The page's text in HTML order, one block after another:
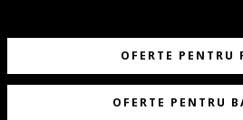
OFERTE PENTRU
OFERTE PENTRU